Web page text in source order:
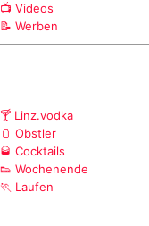
📺 Videos
📝 Werben
🍸 Linz.vodka
🫙 Obstler
🥃 Cocktails
👟 Wochenende
🏃 Laufen